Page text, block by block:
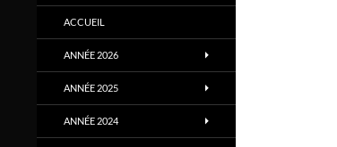
ACCUEIL
ANNÉE 2026
ANNÉE 2025
ANNÉE 2024